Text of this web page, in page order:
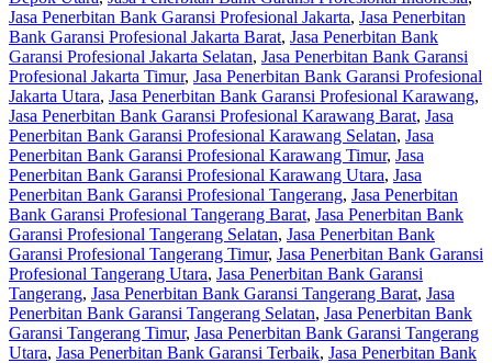
Jasa Penerbitan Bank Garansi Profesional Jakarta, Jasa Penerbitan
Bank Garansi Profesional Jakarta Barat, Jasa Penerbitan Bank
Garansi Profesional Jakarta Selatan, Jasa Penerbitan Bank Garansi
Profesional Jakarta Timur, Jasa Penerbitan Bank Garansi Profesional
Jakarta Utara, Jasa Penerbitan Bank Garansi Profesional Karawang,
Jasa Penerbitan Bank Garansi Profesional Karawang Barat, Jasa
Penerbitan Bank Garansi Profesional Karawang Selatan, Jasa
Penerbitan Bank Garansi Profesional Karawang Timur, Jasa
Penerbitan Bank Garansi Profesional Karawang Utara, Jasa
Penerbitan Bank Garansi Profesional Tangerang, Jasa Penerbitan
Bank Garansi Profesional Tangerang Barat, Jasa Penerbitan Bank
Garansi Profesional Tangerang Selatan, Jasa Penerbitan Bank
Garansi Profesional Tangerang Timur, Jasa Penerbitan Bank Garansi
Profesional Tangerang Utara, Jasa Penerbitan Bank Garansi
Tangerang, Jasa Penerbitan Bank Garansi Tangerang Barat, Jasa
Penerbitan Bank Garansi Tangerang Selatan, Jasa Penerbitan Bank
Garansi Tangerang Timur, Jasa Penerbitan Bank Garansi Tangerang
Utara, Jasa Penerbitan Bank Garansi Terbaik, Jasa Penerbitan Bank